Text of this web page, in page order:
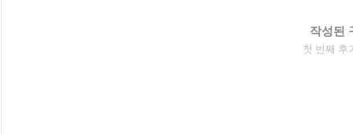
작성된
첫 번째 후